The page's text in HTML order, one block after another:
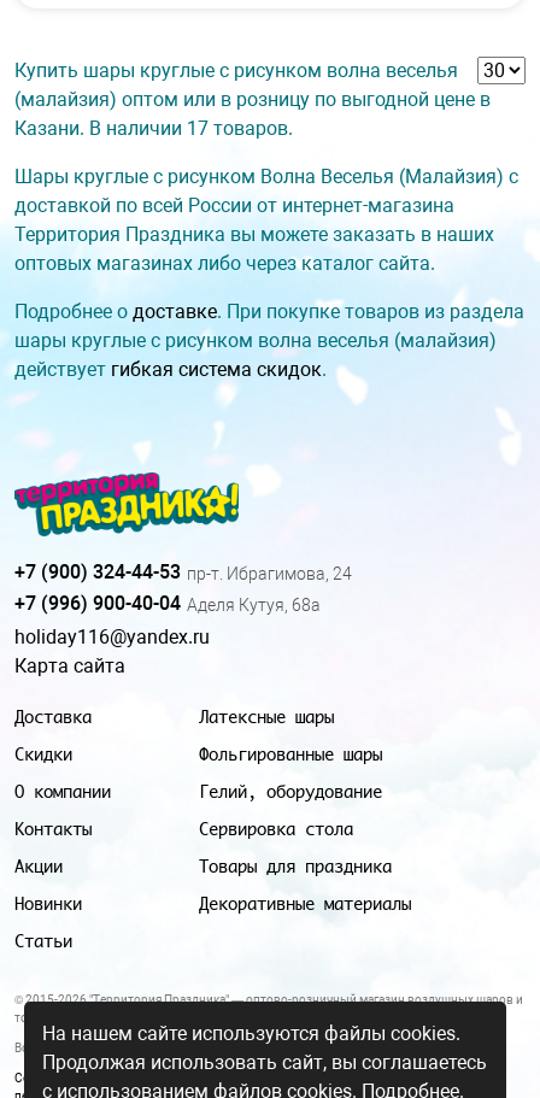
Купить шары круглые с рисунком волна веселья
(малайзия) оптом или в розницу по выгодной цене в
Казани. В наличии 17 товаров.
Шары круглые с рисунком Волна Веселья (Малайзия) с
доставкой по всей России от интернет-магазина
Территория Праздника вы можете заказать в наших
оптовых магазинах либо через каталог сайта.
Подробнее о доставке. При покупке товаров из раздела
шары круглые с рисунком волна веселья (малайзия)
действует гибкая система скидок.
Доставка
Скидки
О компании
Контакты
Акции
Новинки
Статьи
Латексные шары
Фольгированные шары
Гелий, оборудование
Сервировка стола
Товары для праздника
Декоративные материалы
+7 (900) 324-44-53 пр-т. Ибрагимова, 24
+7 (996) 900-40-04 Аделя Кутуя, 68а
holiday116@yandex.ru
Карта сайта
© 2015-2026 "Территория Праздника" — оптово-розничный магазин воздушных шаров и
товаров для праздника.
Все цены и условия, указанные на данном сайте, не являются публичной офертой.
Согласие на обработку персональных данных
На нашем сайте используются файлы cookies.
Продолжая использовать сайт, вы соглашаетесь
с использованием файлов cookies. Подробнее.